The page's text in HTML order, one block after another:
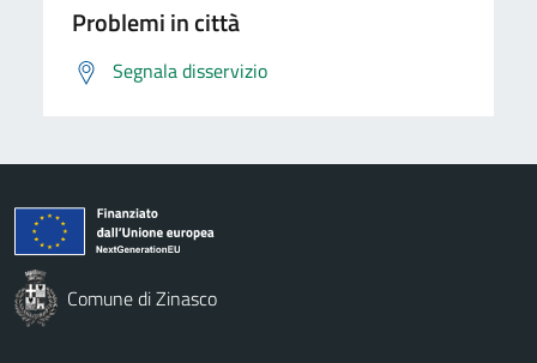
Problemi in città
Segnala disservizio
Comune di Zinasco